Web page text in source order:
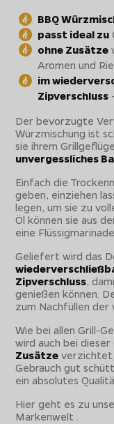
BBQ
passt ideal zu
ohne Zusätze
Aromen und
im
Zipverschluss
Der bevorzugte
Würzmischung ist
sie ihrem
unvergessliches
Einfach die
geben, einziehen
legen, um sie zu
Öl können sie aus
eine
Geliefert wird das
Zipverschluss,
genießen können.
zum Nachfüllen der
Wie bei allen Grill-
wird auch bei
Zusätze verzichtet,
Gebrauch gut
ein absolutes
Hier geht es zu
Markenwelt .